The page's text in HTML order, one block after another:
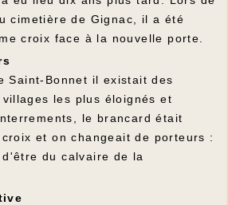
cimetière de Gignac, il a été
croix face à la nouvelle porte.
Saint-Bonnet il existait des
les plus éloignés et
le brancard était
et on changeait de porteurs :
du calvaire de la